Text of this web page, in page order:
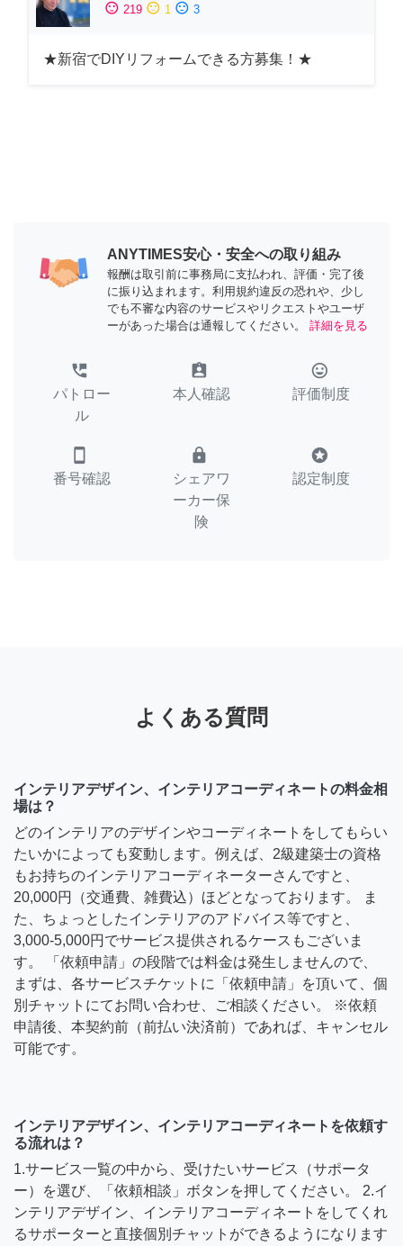
sentiment_satisfied 219 sentiment_neutral 1 sentiment_dissatisfied 3
★新宿でDIYリフォームできる方募集！★
ANYTIMES安心・安全への取り組み
報酬は取引前に事務局に支払われ、評価・完了後
に振り込まれます。利用規約違反の恐れや、少し
でも不審な内容のサービスやリクエストやユーザ
ーがあった場合は通報してください。
詳細を見る
perm_phone_msg
パトロー
ル
assignment_ind
本人確認
tag_faces
評価制度
smartphone
番号確認
lock
シェアワ
ーカー保
険
stars
認定制度
よくある質問
インテリアデザイン、インテリアコーディネートの料金相
場は？
どのインテリアのデザインやコーディネートをしてもらい
たいかによっても変動します。例えば、2級建築士の資格
もお持ちのインテリアコーディネーターさんですと、
20,000円（交通費、雑費込）ほどとなっております。 ま
た、ちょっとしたインテリアのアドバイス等ですと、
3,000-5,000円でサービス提供されるケースもございま
す。 「依頼申請」の段階では料金は発生しませんので、
まずは、各サービスチケットに「依頼申請」を頂いて、個
別チャットにてお問い合わせ、ご相談ください。 ※依頼
申請後、本契約前（前払い決済前）であれば、キャンセル
可能です。
インテリアデザイン、インテリアコーディネートを依頼す
る流れは？
1.サービス一覧の中から、受けたいサービス（サポータ
ー）を選び、「依頼相談」ボタンを押してください。 2.イ
ンテリアデザイン、インテリアコーディネートをしてくれ
るサポーターと直接個別チャットができるようになります